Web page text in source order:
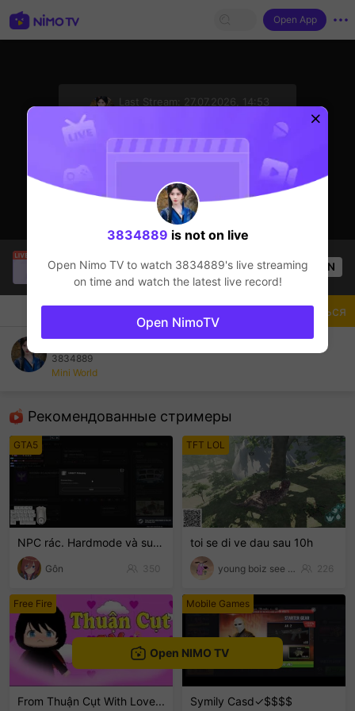
Open App
Last Stream:
27.07.2026, 14:53
Buz Em Bé fr FAIRIES
is live!
Прямые трансляции
528 Views OPEN
Чат Стример
3834889
Mini World
Рекомендованные стримеры
GTA5
NPC rác. Hardmode và suyyyyy😭
Gôn 350
TFT LOL
toi se di ve dau sau 10h
226
Free Fire
From Thuận Cụt With Love...
Mobile Games
Symily Casd✓$$$$
Подписаться
Open NIMO TV
3834889 is not on live
Open Nimo TV to watch 3834889's live streaming
on time and watch the latest live record!
Open NimoTV
sentinelEnd